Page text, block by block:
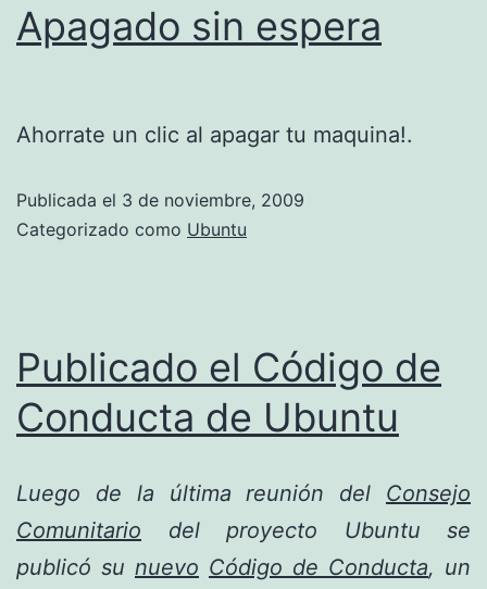
Apagado sin espera
Ahorrate un clic al apagar tu maquina!.
Publicada el 3 de noviembre, 2009
Categorizado como Ubuntu
Publicado el Código de
Conducta de Ubuntu
Luego de la última reunión del Consejo
Comunitario del proyecto Ubuntu se
publicó su nuevo Código de Conducta, un